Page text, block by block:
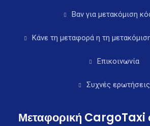
Βαν για μετακόμιση
Κάνε τη μεταφορά η τη
Επικοινωνία
Συχνές ερωτήσεις
Μεταφορική